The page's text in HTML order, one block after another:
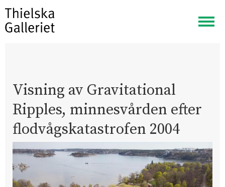
Visa
meny
Visning av Gravitational
Ripples, minnesvården efter
flodvågskatastrofen 2004